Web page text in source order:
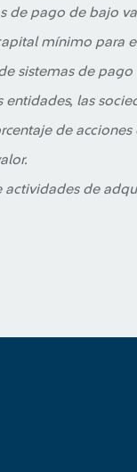
de pago de bajo
mínimo para
sistemas de pago
entidades, las
de
actividades de